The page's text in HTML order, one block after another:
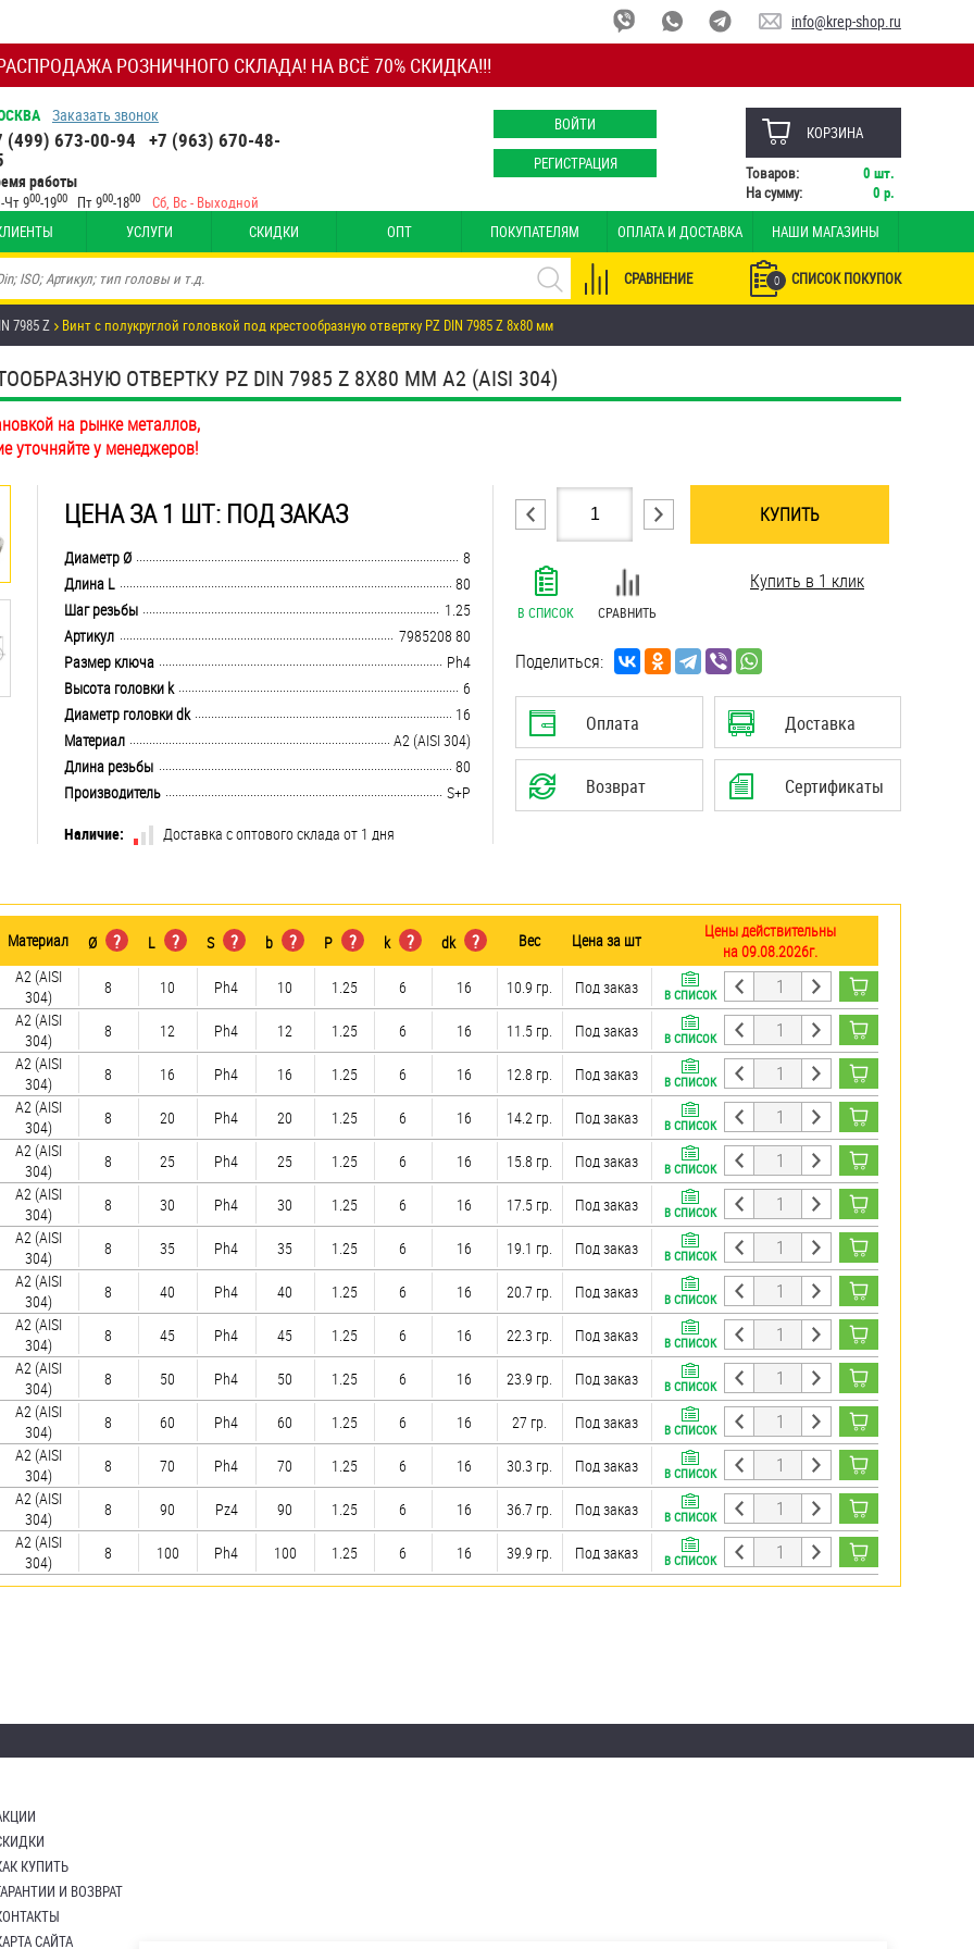
РОЗНИЧНОГО СКЛАДА! НА ВСЁ 70% СКИДКА!!!
info@krep-shop.ru
Заказать звонок
(499) 673-00-94 +7 (963) 670-48-
работы
Чт 900-1900 Пт 900-1800 Сб, Вс - Выходной
ВОЙТИ
РЕГИСТРАЦИЯ
КОРЗИНА
Товаров: 0 шт.
На сумму:
0 р.
УСЛУГИ СКИДКИ ОПТ ПОКУПАТЕЛЯМ ОПЛАТА И ДОСТАВКА НАШИ МАГАЗИНЫ
0 СПИСОК ПОКУПОК
СРАВНЕНИЕ
7985 Z Винт с полукруглой головкой под крестообразную отвертку PZ DIN 7985 Z 8х80 мм
ОТВЕРТКУ PZ DIN 7985 Z 8Х80 ММ А2 (AISI 304)
на рынке металлов,
уточняйте у менеджеров!
ЦЕНА ЗА 1 ШТ: ПОД ЗАКАЗ
........................................................................................................................................................................................................
Диаметр Ø
8
........................................................................................................................................................................................................
Длина L
80
........................................................................................................................................................................................................
Шаг резьбы
1.25
........................................................................................................................................................................................................
Артикул
7985208 80
........................................................................................................................................................................................................
Размер ключа
Ph4
........................................................................................................................................................................................................
Высота головки k
6
........................................................................................................................................................................................................
Диаметр головки dk
16
........................................................................................................................................................................................................
Материал
А2 (AISI 304)
........................................................................................................................................................................................................
Длина резьбы
80
........................................................................................................................................................................................................
Производитель
S+P
Наличие:
Доставка с оптового склада от 1 дня
КУПИТЬ
В СПИСОК СРАВНИТЬ
Купить в 1 клик
Поделиться:
Оплата Доставка
Возврат Сертификаты
Материал Ø ? L ? S ? b ? P ? k ? dk ? Вес Цена за шт
Цены действительны
на 09.08.2026г.
А2 (AISI
304)
8 10 Ph4 10 1.25 6 16 10.9 гр. Под заказ В СПИСОК
А2 (AISI
304)
8 12 Ph4 12 1.25 6 16 11.5 гр. Под заказ В СПИСОК
А2 (AISI
304)
8 16 Ph4 16 1.25 6 16 12.8 гр. Под заказ В СПИСОК
А2 (AISI
304)
8 20 Ph4 20 1.25 6 16 14.2 гр. Под заказ В СПИСОК
А2 (AISI
304)
8 25 Ph4 25 1.25 6 16 15.8 гр. Под заказ В СПИСОК
А2 (AISI
304)
8 30 Ph4 30 1.25 6 16 17.5 гр. Под заказ В СПИСОК
А2 (AISI
304)
8 35 Ph4 35 1.25 6 16 19.1 гр. Под заказ В СПИСОК
А2 (AISI
304)
8 40 Ph4 40 1.25 6 16 20.7 гр. Под заказ В СПИСОК
А2 (AISI
304)
8 45 Ph4 45 1.25 6 16 22.3 гр. Под заказ В СПИСОК
А2 (AISI
304)
8 50 Ph4 50 1.25 6 16 23.9 гр. Под заказ В СПИСОК
А2 (AISI
304)
8 60 Ph4 60 1.25 6 16 27 гр. Под заказ В СПИСОК
А2 (AISI
304)
8 70 Ph4 70 1.25 6 16 30.3 гр. Под заказ В СПИСОК
А2 (AISI
304)
8 90 Pz4 90 1.25 6 16 36.7 гр. Под заказ В СПИСОК
А2 (AISI
304)
8 100 Ph4 100 1.25 6 16 39.9 гр. Под заказ В СПИСОК
КУПИТЬ
И ВОЗВРАТ
САЙТА